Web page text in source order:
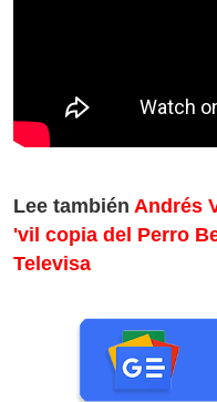
Lee también Andrés
'vil copia del Perro
Televisa